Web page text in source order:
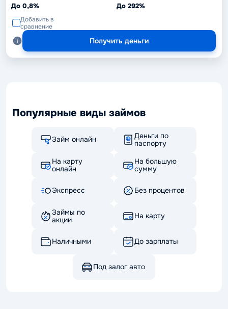
До 0,8% До 292%
Добавить в
сравнение
Получить деньги
Популярные виды займов
Займ онлайн
Деньги по
паспорту
На карту
онлайн
На большую
сумму
Экспресс Без процентов
Займы по
акции
На карту
Наличными До зарплаты
Под залог авто